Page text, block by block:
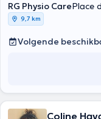
RG Physio CarePlace
9,7 km
Volgende
Coline